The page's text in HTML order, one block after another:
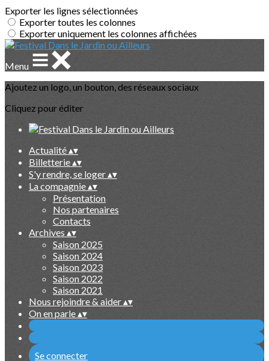
Exporter les lignes sélectionnées
Exporter toutes les colonnes
Exporter uniquement les colonnes affichées
Menu
Ajoutez un logo, un bouton, des réseaux sociaux
Cliquez pour éditer
Actualité▴▾
Billetterie▴▾
S'y rendre, se loger▴▾
La compagnie▴▾
Présentation
Nos partenaires
Contacts
Archives ▴▾
Saison 2025
Saison 2024
Saison 2023
Saison 2022
Saison 2021
Nous rejoindre & aider▴▾
On en parle▴▾
Se connecter